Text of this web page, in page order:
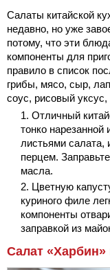
Салаты китайской
недавно, но уже
потому, что эти
компоненты для
правило в список
грибы, мясо, сыр,
соус, рисовый
Отличный
тонко
листьями
перцем.
масла.
Цветную
куриного филе
компоненты
заправкой из
Салат «Харбин»